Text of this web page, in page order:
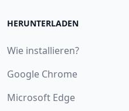
HERUNTERLADEN
Wie installieren?
Google Chrome
Microsoft Edge